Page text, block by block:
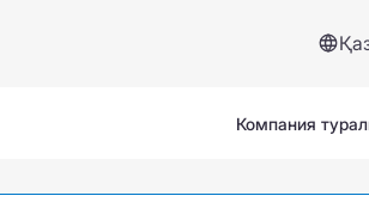
Компания